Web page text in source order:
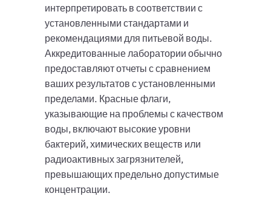
интерпретировать в соответствии с
установленными стандартами и
рекомендациями для питьевой воды.
Аккредитованные лаборатории обычно
предоставляют отчеты с сравнением
ваших результатов с установленными
пределами. Красные флаги,
указывающие на проблемы с качеством
воды, включают высокие уровни
бактерий, химических веществ или
радиоактивных загрязнителей,
превышающих предельно допустимые
концентрации.